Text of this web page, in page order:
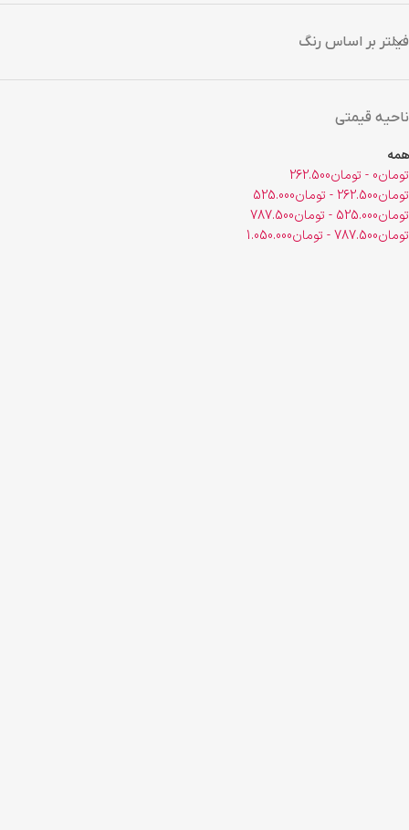
فیلتر بر اساس رنگ
ناحیه قیمتی
همه
تومان0
- تومان262.500
تومان262.500
- تومان525.000
تومان525.000
- تومان787.500
تومان787.500
- تومان1.050.000